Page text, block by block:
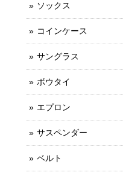
ソックス
コインケース
サングラス
ボウタイ
エプロン
サスペンダー
ベルト